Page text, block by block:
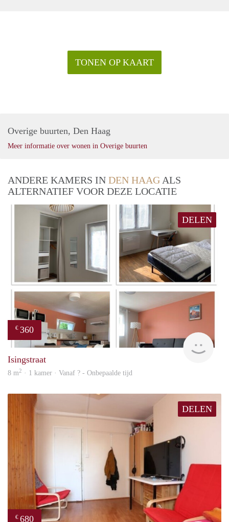
TONEN OP KAART
Overige buurten, Den Haag
Meer informatie over wonen in Overige buurten
ANDERE KAMERS IN DEN HAAG ALS
ALTERNATIEF VOOR DEZE LOCATIE
DELEN
€ 360
Isingstraat
8 m2 · 1 kamer · Vanaf ? - Onbepaalde tijd
DELEN
€ 680